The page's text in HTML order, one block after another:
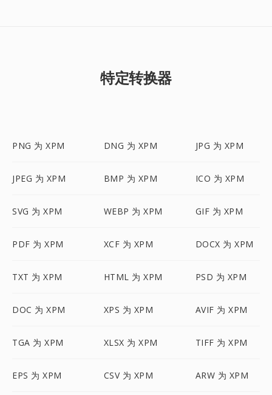
特定转换器
PNG 为 XPM DNG 为 XPM JPG 为 XPM
JPEG 为 XPM BMP 为 XPM ICO 为 XPM
SVG 为 XPM WEBP 为 XPM GIF 为 XPM
PDF 为 XPM XCF 为 XPM DOCX 为 XPM
TXT 为 XPM HTML 为 XPM PSD 为 XPM
DOC 为 XPM XPS 为 XPM AVIF 为 XPM
TGA 为 XPM XLSX 为 XPM TIFF 为 XPM
EPS 为 XPM CSV 为 XPM ARW 为 XPM